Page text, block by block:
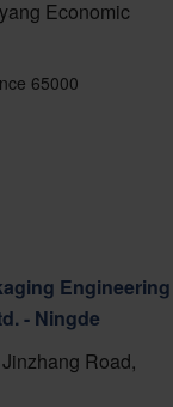
Economic
65000
Engineering
- Ningde
Road,